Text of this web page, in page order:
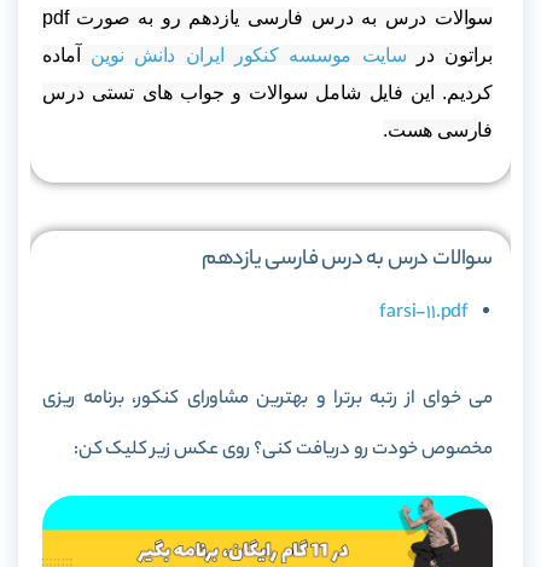
سوالات درس به درس فارسی یازدهم رو به صورت pdf
براتون در سایت موسسه کنکور ایران دانش نوین آماده
کردیم. این فایل شامل سوالات و جواب های تستی درس
فارسی هست.
سوالات درس به درس فارسی یازدهم
farsi-11.pdf
می خوای از رتبه برترا و بهترین مشاورای کنکور، برنامه ریزی
مخصوص خودت رو دریافت کنی؟ روی عکس زیر کلیک کن: